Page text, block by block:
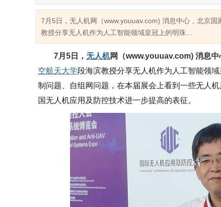
7月5日，无人机网（www.youuav.com) 消息中心，北京
教授分享无人机作为人工智能领域皇冠上的明珠...
7月5日， 无人机网（www.youuav.com) 消息中
空航天大学段海滨教授分享无人机作为人工智能领
制问题、自组网问题，在本届展会上看到一些无人
国无人机应用及防控技术进一步提高的表征。